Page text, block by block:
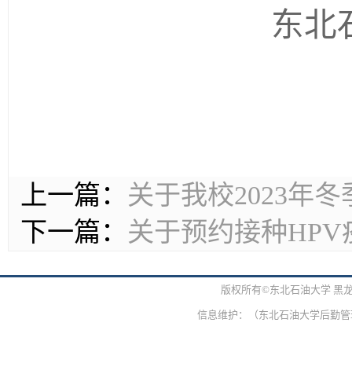
东北
上一篇： 关于我校2023年
下一篇： 关于预约接种HPV
版权所有©东北石油大学 黑
信息维护：（东北石油大学后勤